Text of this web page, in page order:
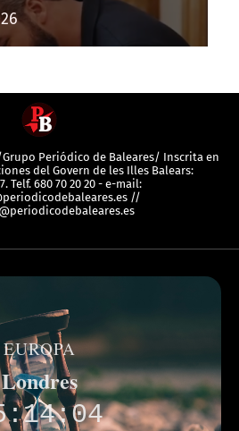
Periódico de Baleares/ Inscrita en
del Govern de les Illes Balears:
Telf. 680 70 20 20 - e-mail:
//
EUROPA
Londres